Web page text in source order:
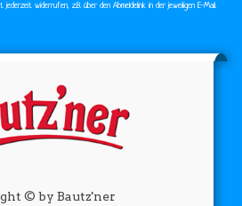
widerrufen, z.B. über den Abmeldelink in der jeweiligen E-Mail.
© by Bautz'ner